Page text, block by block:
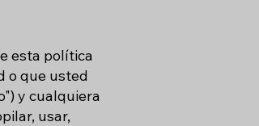
esta política
o que usted
y cualquiera
usar,